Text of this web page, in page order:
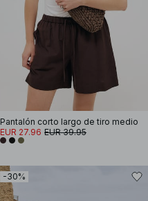
Pantalón corto largo de tiro medio
EUR 27.96 EUR 39.95
-30%